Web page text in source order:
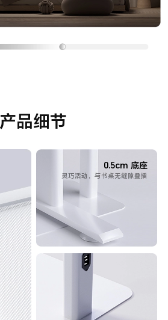
产品细节
0.5cm 底座
灵巧活动，与书桌无缝隙叠插